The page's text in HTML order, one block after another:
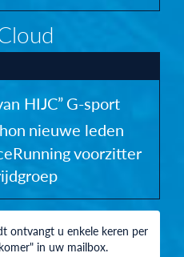
HIJC”G-sport
nieuwe leden
voorzitter
ontvangt u enkele keren per
in uw mailbox.